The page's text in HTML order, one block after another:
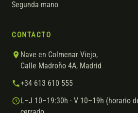
Segunda mano
CONTACTO
Nave en Colmenar Viejo,
Calle Madroño 4A, Madrid
+34 613 610 555
L–J 10–19:30h · V 10–19h (horario